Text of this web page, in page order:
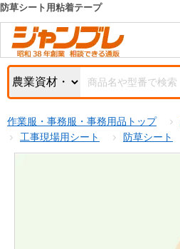
カテゴリー一覧
お知らせ
特集・キャンペーン一覧
初めての方へ
お問い合わせ
キーワード検索
検索条件
防草シート用粘着テープ
作業服・事務服・事務用品トップ
工事現場用シート
防草シート